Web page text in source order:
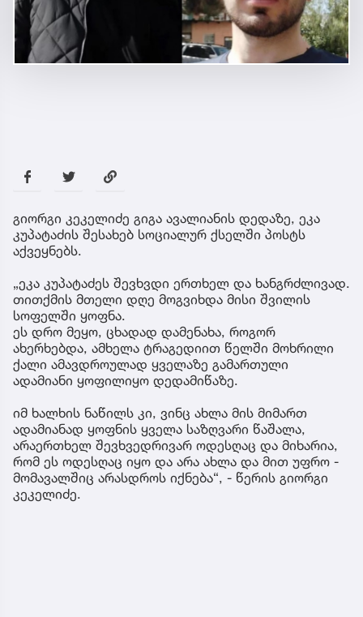
გიორგი კეკელიძე გიგა ავალიანის დედაზე, ეკა
კუპატაძის შესახებ სოციალურ ქსელში პოსტს
აქვეყნებს.
„ეკა კუპატაძეს შევხვდი ერთხელ და ხანგრძლივად.
თითქმის მთელი დღე მოგვიხდა მისი შვილის
სოფელში ყოფნა.
ეს დრო მეყო, ცხადად დამენახა, როგორ
ახერხებდა, ამხელა ტრაგედიით წელში მოხრილი
ქალი ამავდროულად ყველაზე გამართული
ადამიანი ყოფილიყო დედამიწაზე.
იმ ხალხის ნაწილს კი, ვინც ახლა მის მიმართ
ადამიანად ყოფნის ყველა საზღვარი წაშალა,
არაერთხელ შევხვედრივარ ოდესღაც და მიხარია,
რომ ეს ოდესღაც იყო და არა ახლა და მით უფრო -
მომავალშიც არასდროს იქნება“, - წერის გიორგი
კეკელიძე.